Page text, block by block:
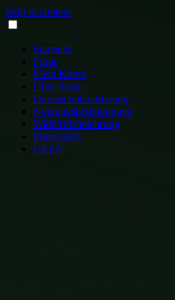
Skip to content
Startseite
Filme
Mein Konto
Über Sonar
Datenschutzerklärung
Nutzungsbedingungen
Widerrufsbelehrung
Impressum
DEEN